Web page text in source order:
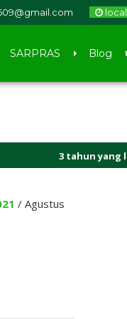
local
SARPRAS Blog
yang lalu/ Sekolah
/ Agustus